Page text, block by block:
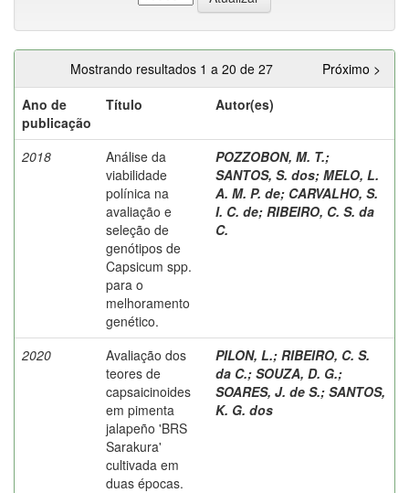
Mostrando resultados 1 a 20 de 27
Próximo >
Ano de
publicação
Título Autor(es)
2018
Análise da
viabilidade
polínica na
avaliação e
seleção de
genótipos de
Capsicum spp.
para o
melhoramento
genético.
POZZOBON, M. T.;
SANTOS, S. dos; MELO, L.
A. M. P. de; CARVALHO, S.
I. C. de; RIBEIRO, C. S. da
C.
2020
Avaliação dos
teores de
capsaicinoides
em pimenta
jalapeño 'BRS
Sarakura'
cultivada em
duas épocas.
PILON, L.; RIBEIRO, C. S.
da C.; SOUZA, D. G.;
SOARES, J. de S.; SANTOS,
K. G. dos